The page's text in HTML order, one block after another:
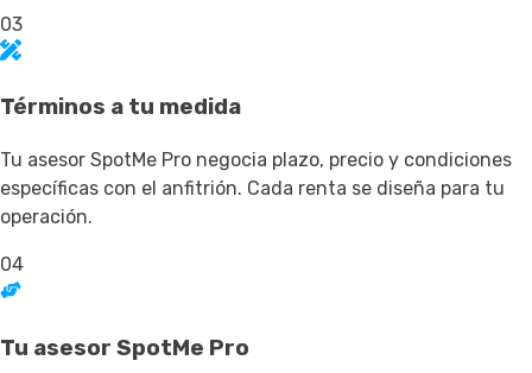
03
Términos a tu medida
Tu asesor SpotMe Pro negocia plazo, precio y condiciones
específicas con el anfitrión. Cada renta se diseña para tu
operación.
04
Tu asesor SpotMe Pro